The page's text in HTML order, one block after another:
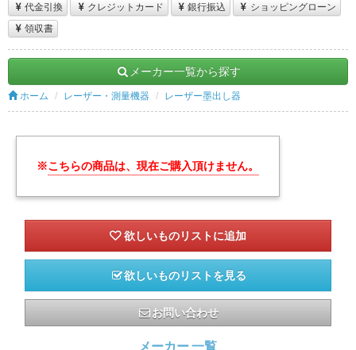
代金引換
クレジットカード 銀行振込
ショッピングローン
領収書
メーカー一覧から探す
ホーム レーザー・測量機器 レーザー墨出し器
※こちらの商品は、現在ご購入頂けません。
欲しいものリストを見る
お問い合わせ
メーカー 一覧